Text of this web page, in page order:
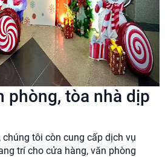
phòng, tòa nhà dịp
chúng tôi còn cung cấp dịch vụ
trí cho cửa hàng, văn phòng